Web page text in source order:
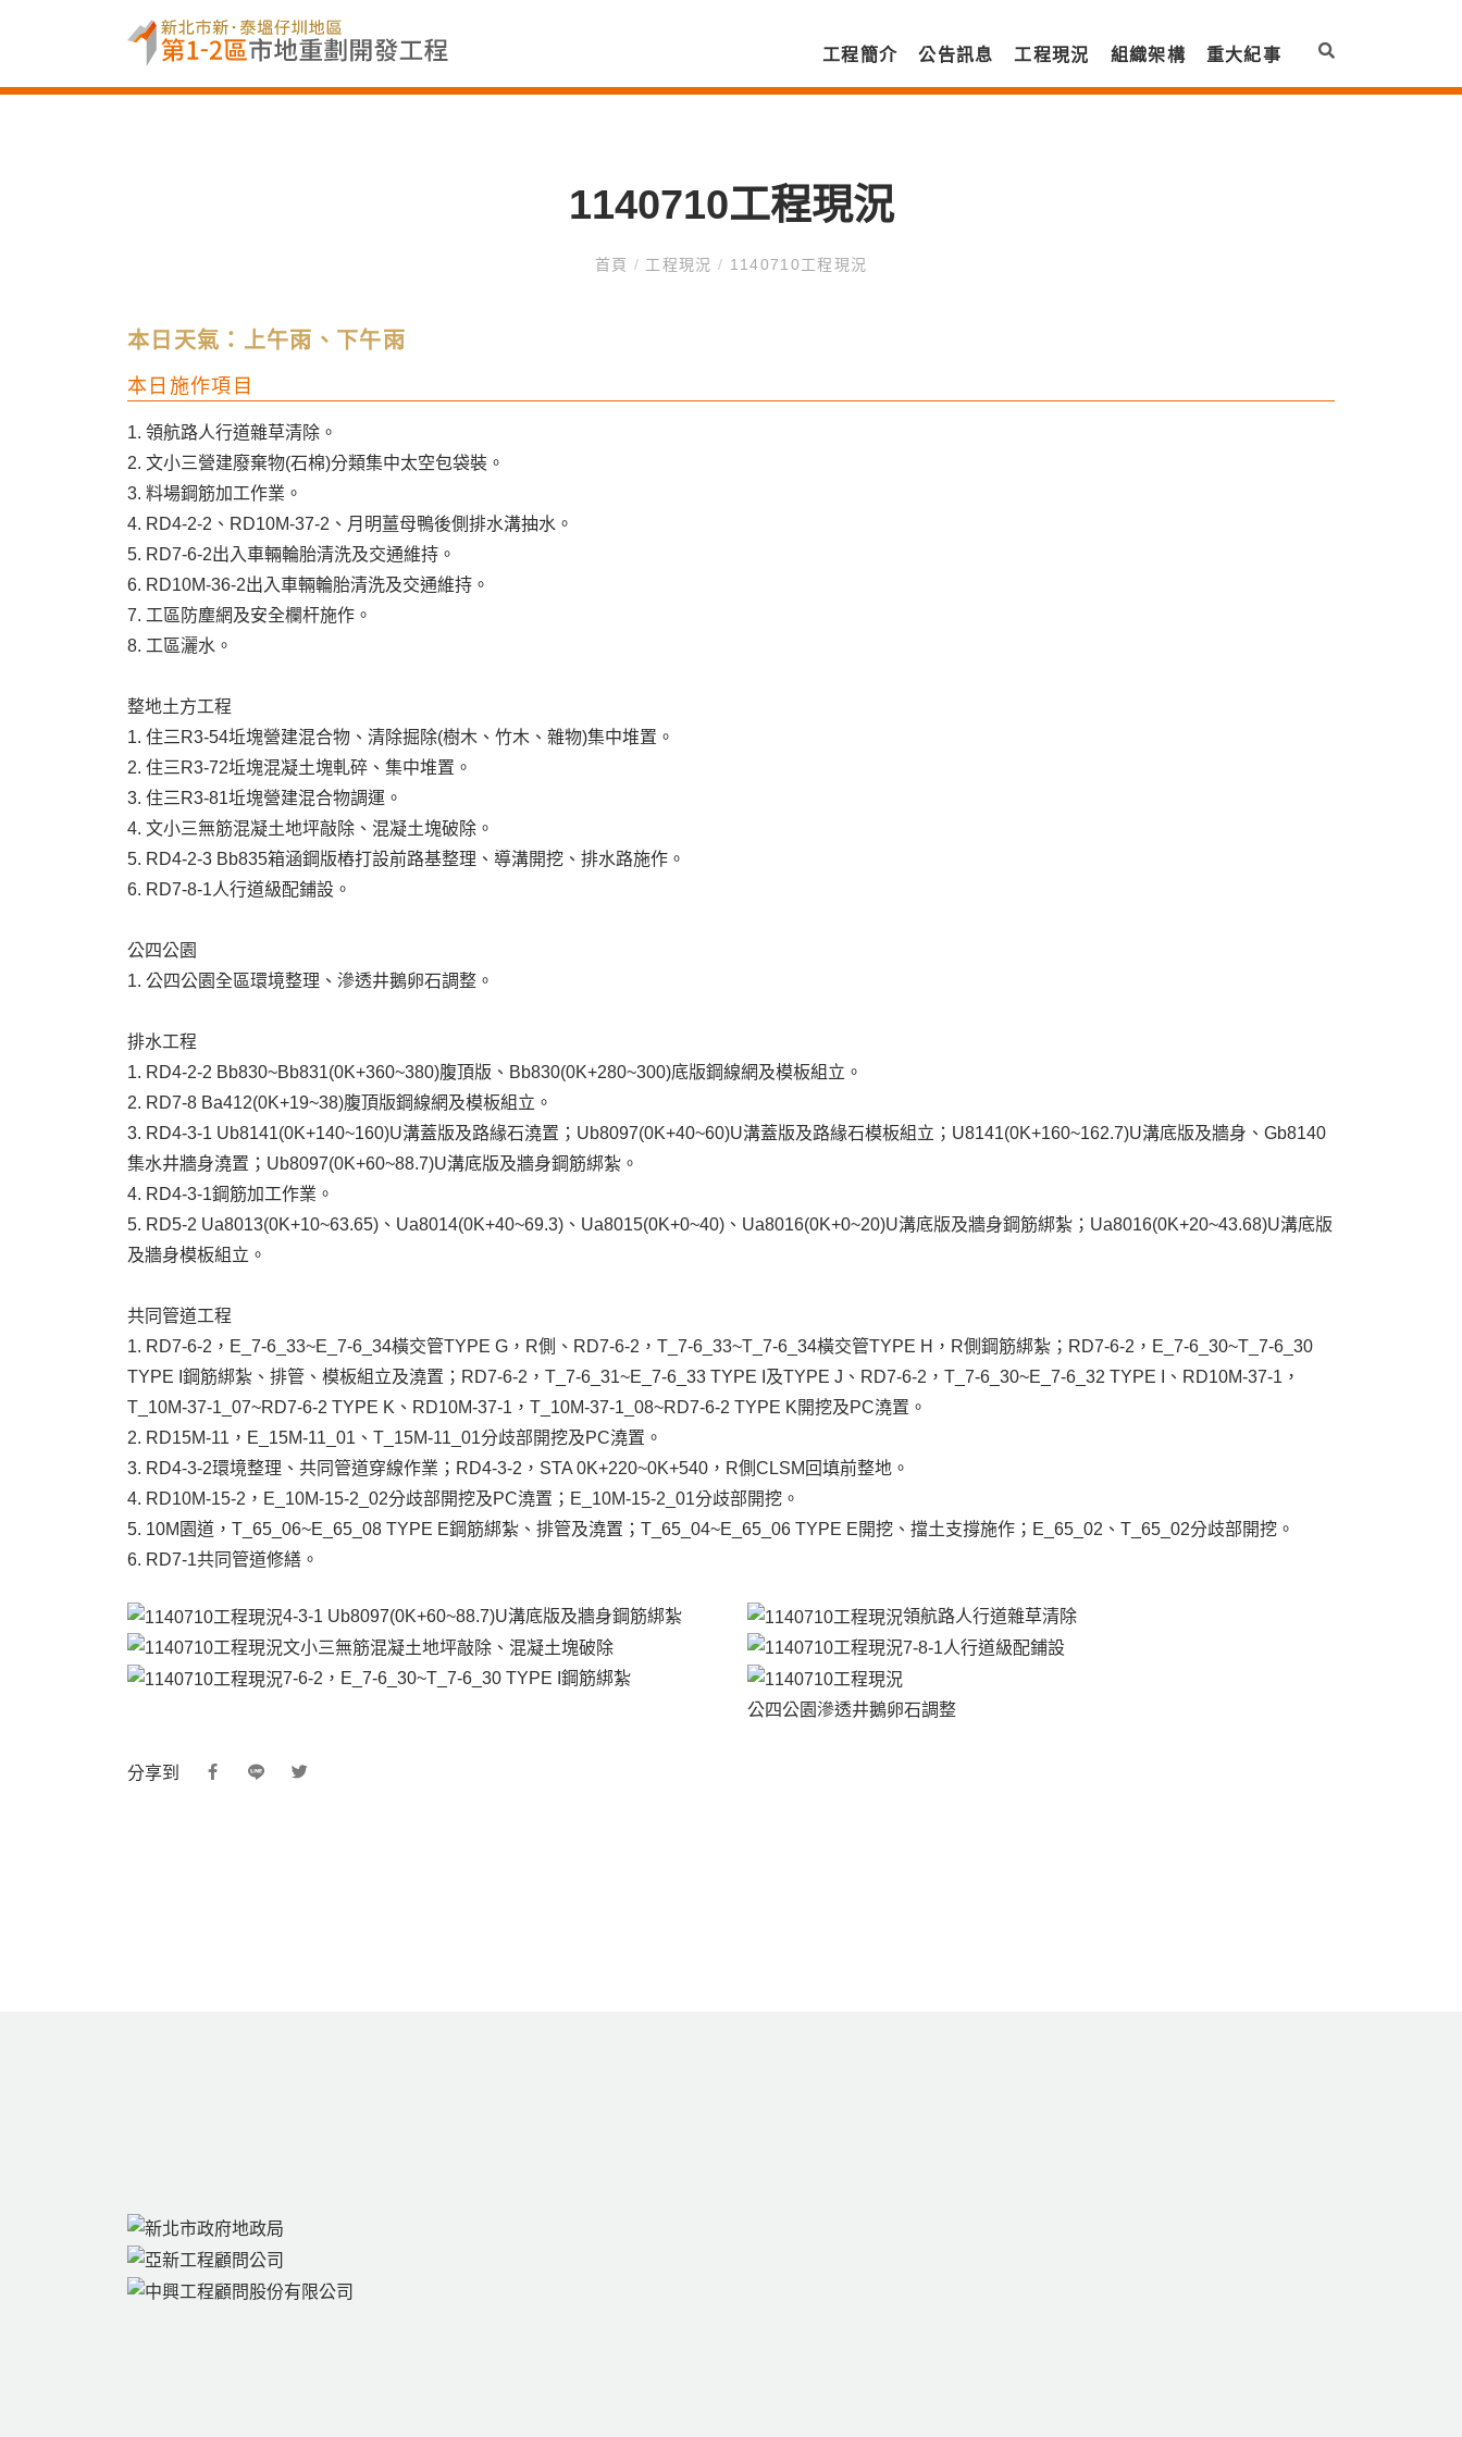
工程簡介 公告訊息 工程現況 組織架構 重大紀事
1140710工程現況
首頁 / 工程現況 / 1140710工程現況
本日天氣：上午雨、下午雨
本日施作項目
1. 領航路人行道雜草清除。
2. 文小三營建廢棄物(石棉)分類集中太空包袋裝。
3. 料場鋼筋加工作業。
4. RD4-2-2、RD10M-37-2、月明薑母鴨後側排水溝抽水。
5. RD7-6-2出入車輛輪胎清洗及交通維持。
6. RD10M-36-2出入車輛輪胎清洗及交通維持。
7. 工區防塵網及安全欄杆施作。
8. 工區灑水。
整地土方工程
1. 住三R3-54坵塊營建混合物、清除掘除(樹木、竹木、雜物)集中堆置。
2. 住三R3-72坵塊混凝土塊軋碎、集中堆置。
3. 住三R3-81坵塊營建混合物調運。
4. 文小三無筋混凝土地坪敲除、混凝土塊破除。
5. RD4-2-3 Bb835箱涵鋼版樁打設前路基整理、導溝開挖、排水路施作。
6. RD7-8-1人行道級配鋪設。
公四公園
1. 公四公園全區環境整理、滲透井鵝卵石調整。
排水工程
1. RD4-2-2 Bb830~Bb831(0K+360~380)腹頂版、Bb830(0K+280~300)底版鋼線網及模板組立。
2. RD7-8 Ba412(0K+19~38)腹頂版鋼線網及模板組立。
3. RD4-3-1 Ub8141(0K+140~160)U溝蓋版及路緣石澆置；Ub8097(0K+40~60)U溝蓋版及路緣石模板組立；U8141(0K+160~162.7)U溝底版及牆身、Gb8140
集水井牆身澆置；Ub8097(0K+60~88.7)U溝底版及牆身鋼筋綁紮。
4. RD4-3-1鋼筋加工作業。
5. RD5-2 Ua8013(0K+10~63.65)、Ua8014(0K+40~69.3)、Ua8015(0K+0~40)、Ua8016(0K+0~20)U溝底版及牆身鋼筋綁紮；Ua8016(0K+20~43.68)U溝底版
及牆身模板組立。
共同管道工程
1. RD7-6-2，E_7-6_33~E_7-6_34橫交管TYPE G，R側、RD7-6-2，T_7-6_33~T_7-6_34橫交管TYPE H，R側鋼筋綁紮；RD7-6-2，E_7-6_30~T_7-6_30
TYPE I鋼筋綁紮、排管、模板組立及澆置；RD7-6-2，T_7-6_31~E_7-6_33 TYPE I及TYPE J、RD7-6-2，T_7-6_30~E_7-6_32 TYPE I、RD10M-37-1，
T_10M-37-1_07~RD7-6-2 TYPE K、RD10M-37-1，T_10M-37-1_08~RD7-6-2 TYPE K開挖及PC澆置。
2. RD15M-11，E_15M-11_01、T_15M-11_01分歧部開挖及PC澆置。
3. RD4-3-2環境整理、共同管道穿線作業；RD4-3-2，STA 0K+220~0K+540，R側CLSM回填前整地。
4. RD10M-15-2，E_10M-15-2_02分歧部開挖及PC澆置；E_10M-15-2_01分歧部開挖。
5. 10M園道，T_65_06~E_65_08 TYPE E鋼筋綁紮、排管及澆置；T_65_04~E_65_06 TYPE E開挖、擋土支撐施作；E_65_02、T_65_02分歧部開挖。
6. RD7-1共同管道修繕。
4-3-1 Ub8097(0K+60~88.7)U溝底版及牆身鋼筋綁紮
領航路人行道雜草清除
文小三無筋混凝土地坪敲除、混凝土塊破除
7-8-1人行道級配鋪設
7-6-2，E_7-6_30~T_7-6_30 TYPE I鋼筋綁紮
公四公園滲透井鵝卵石調整
分享到